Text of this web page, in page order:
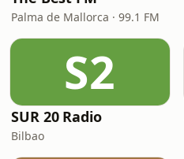
Palma de Mallorca · 99.1 FM
S2
SUR 20 Radio
Bilbao